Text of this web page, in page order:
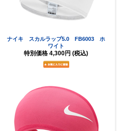
ナイキ スカルラップ5.0 FB6003 ホ
ワイト
特別価格 4,300円 (税込)